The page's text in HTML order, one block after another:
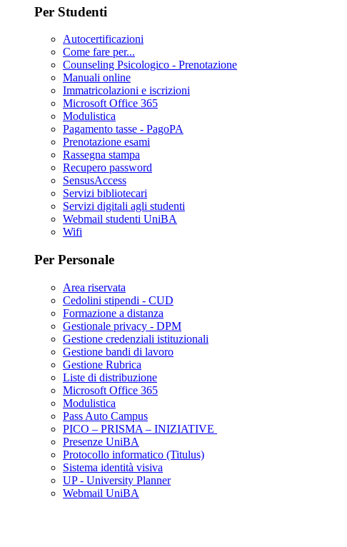
Per Studenti
Autocertificazioni
Come fare per...
Counseling Psicologico - Prenotazione
Manuali online
Immatricolazioni e iscrizioni
Microsoft Office 365
Modulistica
Pagamento tasse - PagoPA
Prenotazione esami
Rassegna stampa
Recupero password
SensusAccess
Servizi bibliotecari
Servizi digitali agli studenti
Webmail studenti UniBA
Wifi
Per Personale
Area riservata
Cedolini stipendi - CUD
Formazione a distanza
Gestionale privacy - DPM
Gestione credenziali istituzionali
Gestione bandi di lavoro
Gestione Rubrica
Liste di distribuzione
Microsoft Office 365
Modulistica
Pass Auto Campus
PICO – PRISMA – INIZIATIVE
Presenze UniBA
Protocollo informatico (Titulus)
Sistema identità visiva
UP - University Planner
Webmail UniBA